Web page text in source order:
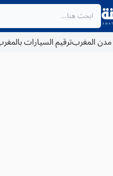
مدن المغربترقيم السيارات